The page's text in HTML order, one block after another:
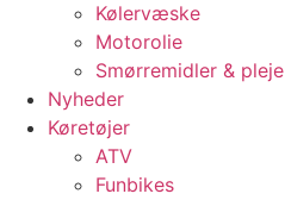
Kølervæske
Motorolie
Smørremidler & pleje
Nyheder
Køretøjer
ATV
Funbikes